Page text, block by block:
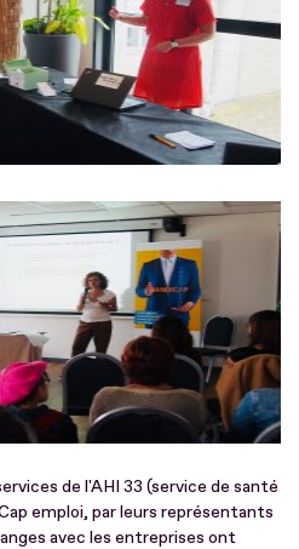
de l'AHI 33 (service de santé
emploi, par leurs représentants
avec les entreprises ont